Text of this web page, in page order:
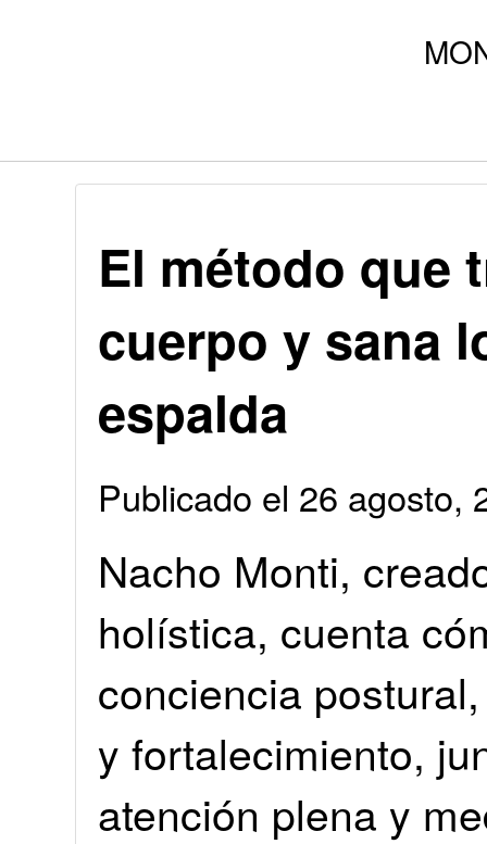
El método que
cuerpo y sana
espalda
Publicado el 26 agosto,
Nacho Monti,
holística, cuenta
conciencia
y fortalecimiento,
atención plena y